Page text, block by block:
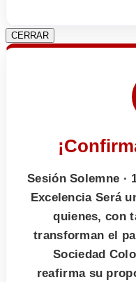
CERRAR
Sesión Solemne ·
Excelencia Será
quienes, con
transforman el
Sociedad
reafirma su